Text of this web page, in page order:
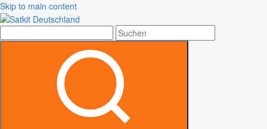
Skip to main content